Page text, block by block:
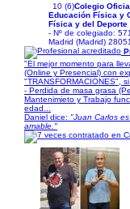
10 (6)Colegio
Educación Física y
Física y del Deporte
- Nº de colegiado:
Madrid (Madrid)
"El mejor momento para
(Online y Presencial) con
"TRANSFORMACIONES",
- Perdida de masa grasa
Mantenimieto y Trabajo
edad...
Daniel dice: "Juan Carlos
amable."